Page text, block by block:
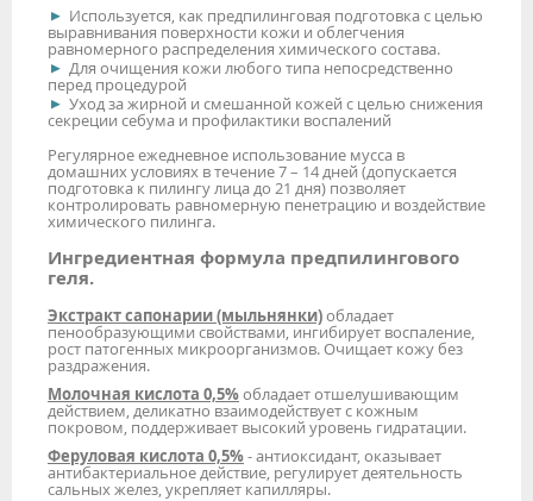
Используется, как предпилинговая подготовка с целью
выравнивания поверхности кожи и облегчения
равномерного распределения химического состава.
Для очищения кожи любого типа непосредственно
перед процедурой
Уход за жирной и смешанной кожей с целью снижения
секреции себума и профилактики воспалений
Регулярное ежедневное использование мусса в
домашних условиях в течение 7 – 14 дней (допускается
подготовка к пилингу лица до 21 дня) позволяет
контролировать равномерную пенетрацию и воздействие
химического пилинга.
Ингредиентная формула предпилингового
геля.
Экстракт сапонарии (мыльнянки)обладает
пенообразующими свойствами, ингибирует воспаление,
рост патогенных микроорганизмов. Очищает кожу без
раздражения.
Молочная кислота 0,5%обладает отшелушивающим
действием, деликатно взаимодействует с кожным
покровом, поддерживает высокий уровень гидратации.
Феруловая кислота 0,5%- антиоксидант, оказывает
антибактериальное действие, регулирует деятельность
сальных желез, укрепляет капилляры.